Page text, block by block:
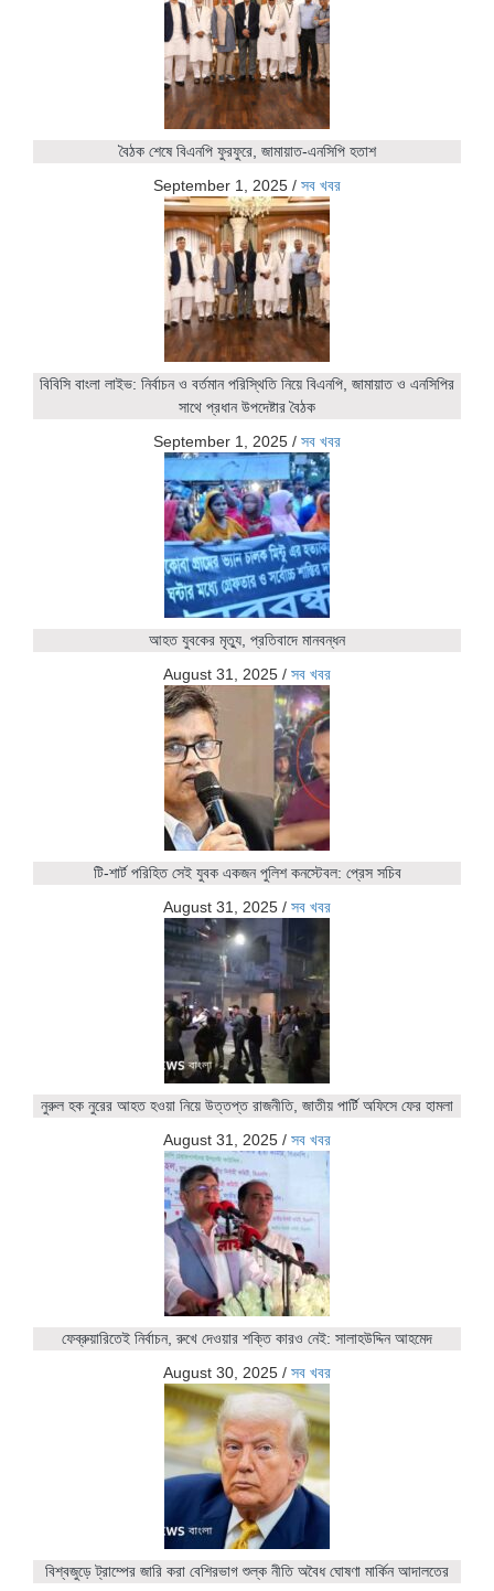
বৈঠক শেষে বিএনপি ফুরফুরে, জামায়াত-এনসিপি হতাশ
September 1, 2025 / সব খবর
বিবিসি বাংলা লাইভ: নির্বাচন ও বর্তমান পরিস্থিতি নিয়ে বিএনপি, জামায়াত ও এনসিপির
সাথে প্রধান উপদেষ্টার বৈঠক
September 1, 2025 / সব খবর
আহত যুবকের মৃত্যু, প্রতিবাদে মানবন্ধন
August 31, 2025 / সব খবর
টি-শার্ট পরিহিত সেই যুবক একজন পুলিশ কনস্টেবল: প্রেস সচিব
August 31, 2025 / সব খবর
নুরুল হক নুরের আহত হওয়া নিয়ে উত্তপ্ত রাজনীতি, জাতীয় পার্টি অফিসে ফের হামলা
August 31, 2025 / সব খবর
ফেব্রুয়ারিতেই নির্বাচন, রুখে দেওয়ার শক্তি কারও নেই: সালাহউদ্দিন আহমেদ
August 30, 2025 / সব খবর
বিশ্বজুড়ে ট্রাম্পের জারি করা বেশিরভাগ শুল্ক নীতি অবৈধ ঘোষণা মার্কিন আদালতের